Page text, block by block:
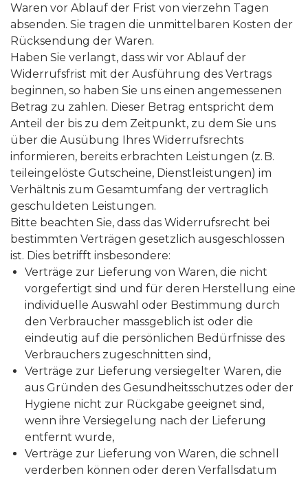
Waren vor Ablauf der Frist von vierzehn Tagen
absenden. Sie tragen die unmittelbaren Kosten der
Rücksendung der Waren.
Haben Sie verlangt, dass wir vor Ablauf der
Widerrufsfrist mit der Ausführung des Vertrags
beginnen, so haben Sie uns einen angemessenen
Betrag zu zahlen. Dieser Betrag entspricht dem
Anteil der bis zu dem Zeitpunkt, zu dem Sie uns
über die Ausübung Ihres Widerrufsrechts
informieren, bereits erbrachten Leistungen (z. B.
teileingelöste Gutscheine, Dienstleistungen) im
Verhältnis zum Gesamtumfang der vertraglich
geschuldeten Leistungen.
Bitte beachten Sie, dass das Widerrufsrecht bei
bestimmten Verträgen gesetzlich ausgeschlossen
ist. Dies betrifft insbesondere:
Verträge zur Lieferung von Waren, die nicht
vorgefertigt sind und für deren Herstellung eine
individuelle Auswahl oder Bestimmung durch
den Verbraucher massgeblich ist oder die
eindeutig auf die persönlichen Bedürfnisse des
Verbrauchers zugeschnitten sind,
Verträge zur Lieferung versiegelter Waren, die
aus Gründen des Gesundheitsschutzes oder der
Hygiene nicht zur Rückgabe geeignet sind,
wenn ihre Versiegelung nach der Lieferung
entfernt wurde,
Verträge zur Lieferung von Waren, die schnell
verderben können oder deren Verfallsdatum